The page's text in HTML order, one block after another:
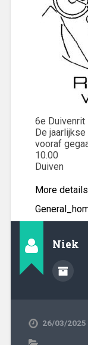
6e Duivenrit
De
vooraf
10.00
Duiven
More
Niek
26/03/2025